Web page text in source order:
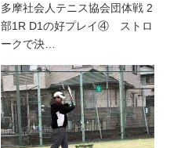
多摩社会人テニス協会団体戦 2
部1R D1の好プレイ④ ストロ
ークで決…